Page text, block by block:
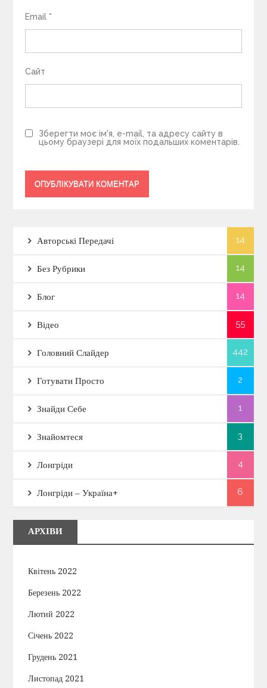
Email *
Сайт
Зберегти моє ім'я, e-mail, та адресу сайту в
цьому браузері для моїх подальших коментарів.
Авторські Передачі 14
Без Рубрики 14
Блог 14
Відео 55
Головний Слайдер 442
Готувати Просто 2
Знайди Себе 1
Знайомтеся 3
Лонгріди 4
Лонгріди – Україна+ 6
АРХІВИ
Квітень 2022
Березень 2022
Лютий 2022
Січень 2022
Грудень 2021
Листопад 2021